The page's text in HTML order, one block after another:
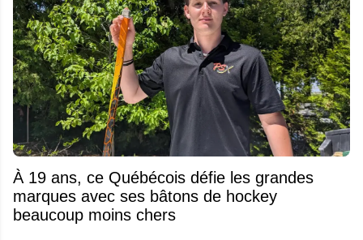
À 19 ans, ce Québécois défie les grandes
marques avec ses bâtons de hockey
beaucoup moins chers